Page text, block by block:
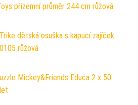
přízemní průměr 244 cm růžová
dětská osuška s kapucí zajíček
růžová
Mickey&Friends Educa 2 x 50